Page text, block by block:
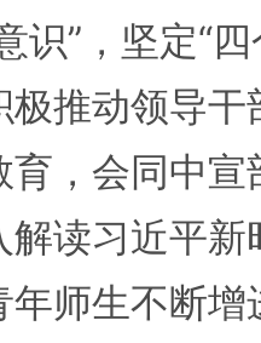
识”，坚定“
极推动领导
育，会同中
读习近平
年师生不断